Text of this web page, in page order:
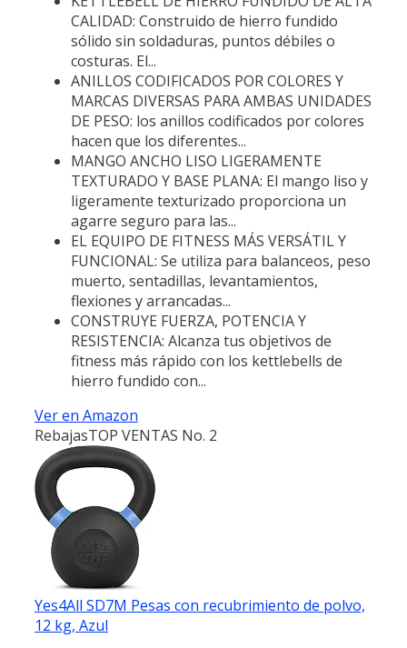
CALIDAD: Construido de hierro fundido
sólido sin soldaduras, puntos débiles o
costuras. El...
ANILLOS CODIFICADOS POR COLORES Y
MARCAS DIVERSAS PARA AMBAS UNIDADES
DE PESO: los anillos codificados por colores
hacen que los diferentes...
MANGO ANCHO LISO LIGERAMENTE
TEXTURADO Y BASE PLANA: El mango liso y
ligeramente texturizado proporciona un
agarre seguro para las...
EL EQUIPO DE FITNESS MÁS VERSÁTIL Y
FUNCIONAL: Se utiliza para balanceos, peso
muerto, sentadillas, levantamientos,
flexiones y arrancadas...
CONSTRUYE FUERZA, POTENCIA Y
RESISTENCIA: Alcanza tus objetivos de
fitness más rápido con los kettlebells de
hierro fundido con...
Ver en Amazon
RebajasTOP VENTAS No. 2
Yes4All SD7M Pesas con recubrimiento de polvo,
12 kg, Azul